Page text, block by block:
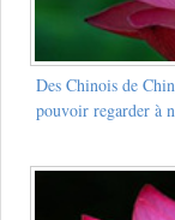
Des Chinois de
pouvoir regarder à